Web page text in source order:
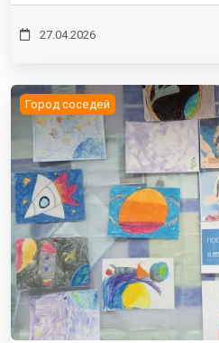
27.04.2026
Город соседей